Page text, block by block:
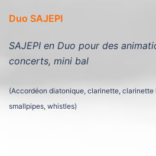
Duo SAJEPI
SAJEPI en Duo pour des
concerts, mini bal
(Accordéon diatonique, clarinette, clarinette
smallpipes, whistles)